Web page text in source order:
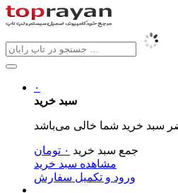
۰
سبد خرید
جمع سبد خرید ۰ تومان
مشاهده سبد خرید
ورود و تکمیل سفارش